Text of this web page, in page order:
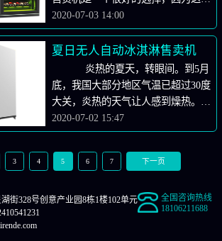
般来说，繁华的市中心地区、新晋共
同体商业“新贵”都具有交通便利的特
点。因此，无论是新店还是二手店，
如果交通状况不理想，表明今后的增
长空间不会很大。当然，请注意，不
能选择快速交通主干道附近的商店。
这种商店具有交通便利程度高的特
点，但人群不聚集，不能带来人
气。 3、考虑运营团队 单身、
单身商店一般情况下，需要考虑投放
的地方不能太远，店铺有问题或需要
身、单身、单身、单身、单身)如果在
一个地区投入了多辆车，就要考虑周
自动售货机所在的地方会先考虑步行距
离，但绝对是步行距离不崭露头角的地
区。有很多行人通过自动售货机可能会
导致购买商品的行为。 其次是地铁
站、高速铁路站、火车站、公共汽车
站。等待交通区间，因为这些方面每天
都有别人经过。每天的利润也很
高。 还有广场、酒店、海滩、停车
区。如果有人流，就会发生交易。
最后，我将介绍自动售货机的缺点和解
一。如果你购买那种功能就不好
地方人流稳定，需求量大。然而，这
些地方的无人贩卖机的发布也容易被
盗。我们应该如何解决无人售货机因
消费者的质量而被偷的问题?自动售货
机制造商教你如何防止自动售货机被
盗。以下是一些建议，供你参
考： 1.监控设备可以安装在自动
售货机附近，这也可以提醒有不良想
关于直接击中玻璃和偷窃玻璃的人，
自动售货机的安全。 3.把机器的
几个脚固定在地面上，或把另一面固
2020-07-03 14:00
夏日无人自动冰淇淋售卖机
炎热的夏天，转眼间。到5月
底，我国大部分地区气温已超过30度
大关，炎热的天气让人感到燥热。受
疫情影响，为防止空气流通感染，绝
大多数企业和企业都没有打开中央空
调，这使得人们在炎热的天气里变得
越来越热。 夏天还是很漫长的，
调，所以在这种情况下，大家的暑期
取暖手段就显得尤为重要。我相信在
2020-07-02 15:47
3 4 5 6 7 下一页
街328号创意产业园8栋1楼102单元
全国咨询热线
18106211688